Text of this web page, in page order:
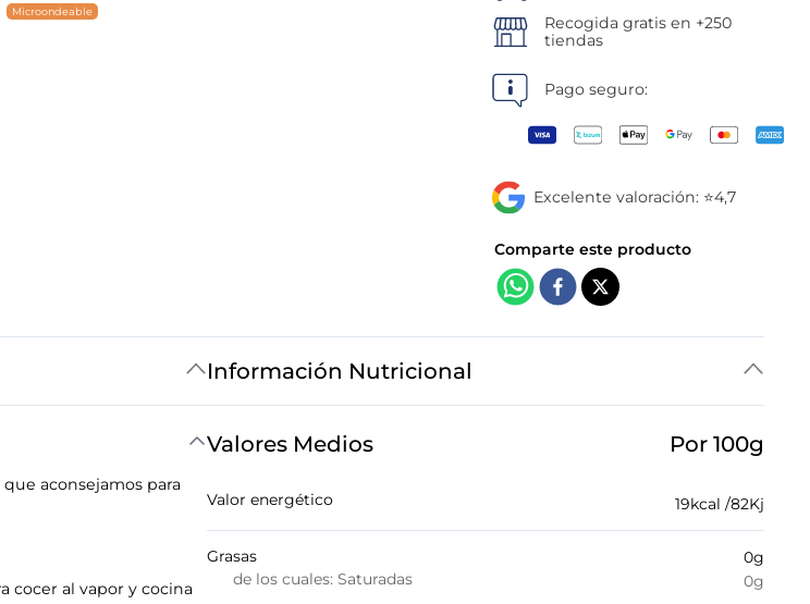
Microondeable
Recogida gratis en +250
tiendas
Pago seguro:
Excelente valoración: ⭐4,7
aconsejamos para
cocer al vapor y cocina
Información Nutricional
Valores Medios Por 100g
Valor energético 19kcal /82Kj
Grasas
de los cuales: Saturadas
0g
0g